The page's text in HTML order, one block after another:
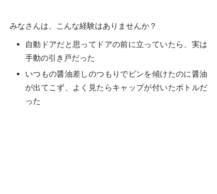
みなさんは、こんな経験はありませんか？
自動ドアだと思ってドアの前に立っていたら、実は
手動の引き戸だった
いつもの醤油差しのつもりでビンを傾けたのに醤油
が出てこず、よく見たらキャップが付いたボトルだ
った